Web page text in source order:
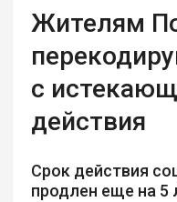
Жителям
с
действия
Срок действия
продлен еще на 5